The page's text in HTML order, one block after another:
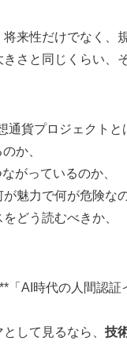
来性だけでなく、
さと同じくらい、
通貨プロジェクトと
か、
がっているのか、
魅力で何が危険なの
どう読むべきか、
「AI時代の人間認
して見るなら、 技